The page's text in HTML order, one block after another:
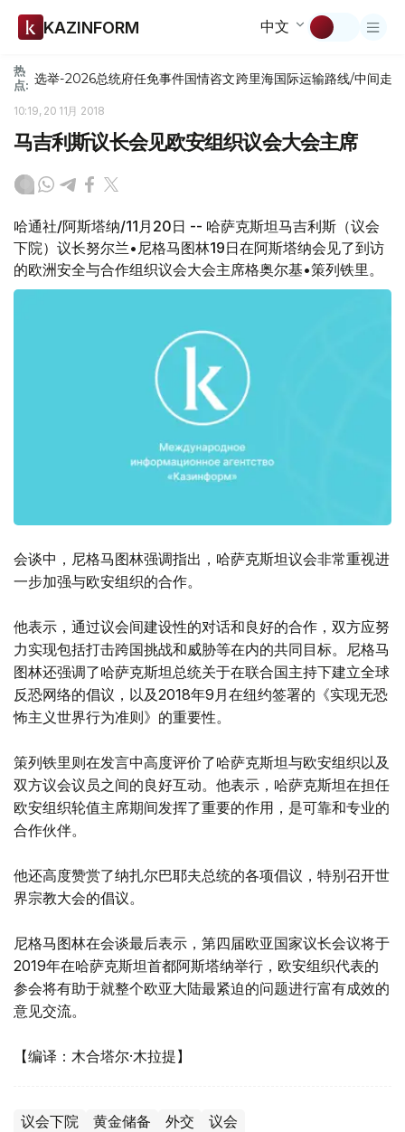
KAZINFORM 中文
热
点: 选举-2026总统府任免事件国情咨文跨里海国际运输路线/中间走廊
10:19, 20 11月 2018
马吉利斯议长会见欧安组织议会大会主席
哈通社/阿斯塔纳/11月20日 -- 哈萨克斯坦马吉利斯（议会
下院）议长努尔兰•尼格马图林19日在阿斯塔纳会见了到访
的欧洲安全与合作组织议会大会主席格奥尔基•策列铁里。
会谈中，尼格马图林强调指出，哈萨克斯坦议会非常重视进
一步加强与欧安组织的合作。
他表示，通过议会间建设性的对话和良好的合作，双方应努
力实现包括打击跨国挑战和威胁等在内的共同目标。尼格马
图林还强调了哈萨克斯坦总统关于在联合国主持下建立全球
反恐网络的倡议，以及2018年9月在纽约签署的《实现无恐
怖主义世界行为准则》的重要性。
策列铁里则在发言中高度评价了哈萨克斯坦与欧安组织以及
双方议会议员之间的良好互动。他表示，哈萨克斯坦在担任
欧安组织轮值主席期间发挥了重要的作用，是可靠和专业的
合作伙伴。
他还高度赞赏了纳扎尔巴耶夫总统的各项倡议，特别召开世
界宗教大会的倡议。
尼格马图林在会谈最后表示，第四届欧亚国家议长会议将于
2019年在哈萨克斯坦首都阿斯塔纳举行，欧安组织代表的
参会将有助于就整个欧亚大陆最紧迫的问题进行富有成效的
意见交流。
【编译：木合塔尔·木拉提】
议会下院 黄金储备 外交 议会